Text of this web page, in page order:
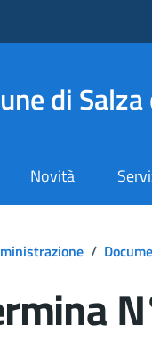
di
Novità
/